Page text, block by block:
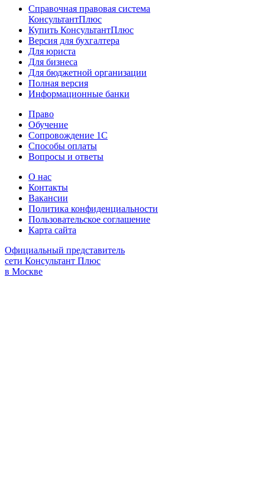
Справочная правовая система
КонсультантПлюс
Купить КонсультантПлюс
Версия для бухгалтера
Для юриста
Для бизнеса
Для бюджетной организации
Полная версия
Информационные банки
Право
Обучение
Сопровождение 1С
Способы оплаты
Вопросы и ответы
О нас
Контакты
Вакансии
Политика конфиденциальности
Пользовательское соглашение
Карта сайта
Официальный представитель
сети Консультант Плюс
в Москве